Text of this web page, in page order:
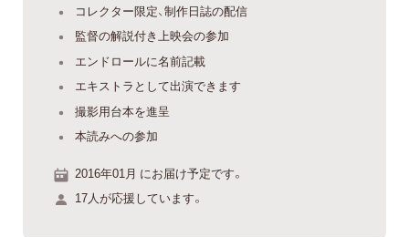
コレクター限定、制作日誌の配信
監督の解説付き上映会の参加
エンドロールに名前記載
エキストラとして出演できます
撮影用台本を進呈
本読みへの参加
2016年01月 にお届け予定です。
17人が応援しています。